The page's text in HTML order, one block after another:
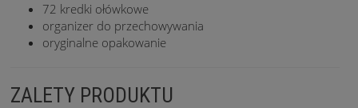
72 kredki ołówkowe
organizer do przechowywania
oryginalne opakowanie
ZALETY PRODUKTU